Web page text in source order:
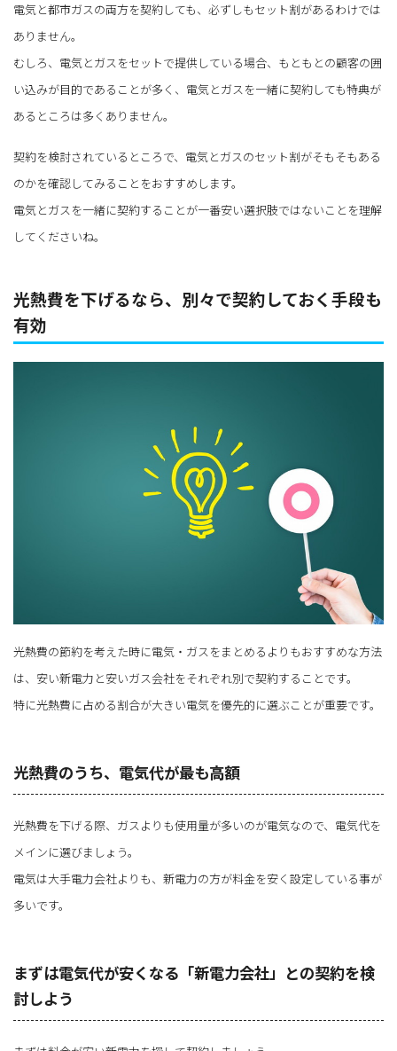
電気と都市ガスの両方を契約しても、必ずしもセット割があるわけでは
ありません。
むしろ、電気とガスをセットで提供している場合、もともとの顧客の囲
い込みが目的であることが多く、電気とガスを一緒に契約しても特典が
あるところは多くありません。
契約を検討されているところで、電気とガスのセット割がそもそもある
のかを確認してみることをおすすめします。
電気とガスを一緒に契約することが一番安い選択肢ではないことを理解
してくださいね。
光熱費を下げるなら、別々で契約しておく手段も
有効
光熱費の節約を考えた時に電気・ガスをまとめるよりもおすすめな方法
は、安い新電力と安いガス会社をそれぞれ別で契約することです。
特に光熱費に占める割合が大きい電気を優先的に選ぶことが重要です。
光熱費のうち、電気代が最も高額
光熱費を下げる際、ガスよりも使用量が多いのが電気なので、電気代を
メインに選びましょう。
電気は大手電力会社よりも、新電力の方が料金を安く設定している事が
多いです。
まずは電気代が安くなる「新電力会社」との契約を検
討しよう